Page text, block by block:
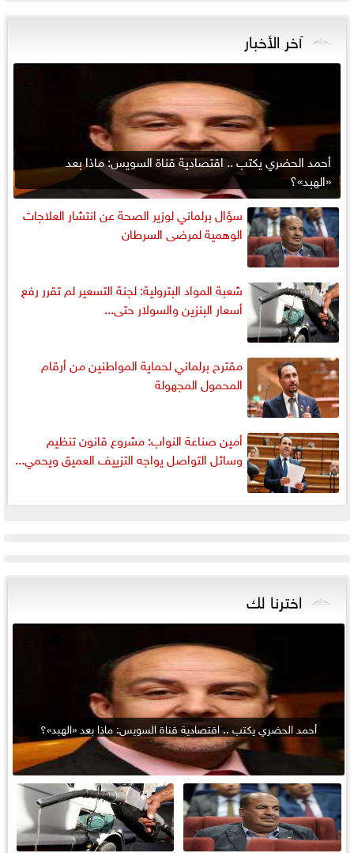
آخر الأخبار
أحمد الحضري يكتب .. اقتصادية قناة السويس: ماذا بعد
«الهبد»؟
سؤال برلماني لوزير الصحة عن انتشار العلاجات
الوهمية لمرضى السرطان
شعبة المواد البترولية: لجنة التسعير لم تقرر رفع
أسعار البنزين والسولار حتى...
مقترح برلماني لحماية المواطنين من أرقام
المحمول المجهولة
أمين صناعة النواب: مشروع قانون تنظيم
وسائل التواصل يواجه التزييف العميق ويحمي...
اخترنا لك
أحمد الحضري يكتب .. اقتصادية قناة السويس: ماذا بعد «الهبد»؟